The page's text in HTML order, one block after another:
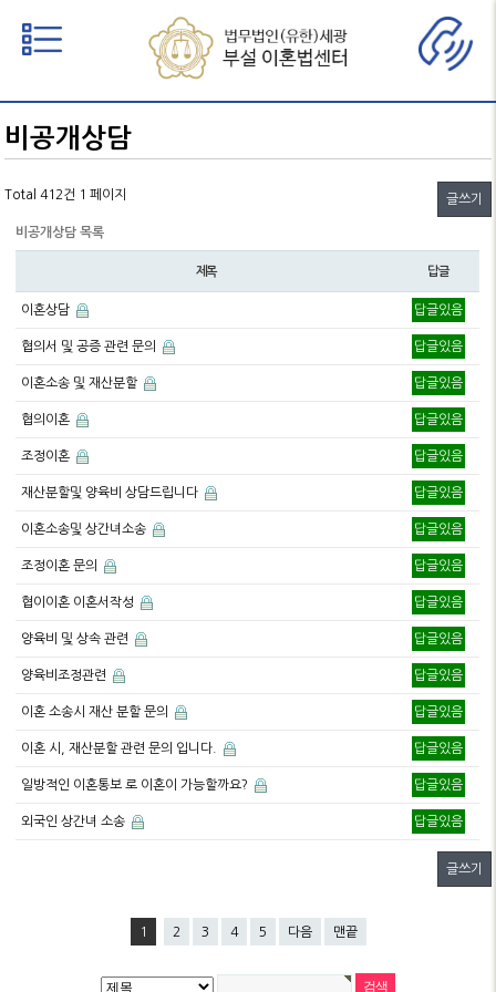
비공개상담
Total 412건 1 페이지 글쓰기
비공개상담 목록
제목 답글
이혼상담 답글있음
협의서 및 공증 관련 문의 답글있음
이혼소송 및 재산분할 답글있음
협의이혼 답글있음
조정이혼 답글있음
재산분할및 양육비 상담드립니다 답글있음
이혼소송및 상간녀소송 답글있음
조정이혼 문의 답글있음
협이이혼 이혼서작성 답글있음
양육비 및 상속 관련 답글있음
양육비조정관련 답글있음
이혼 소송시 재산 분할 문의 답글있음
이혼 시, 재산분할 관련 문의 입니다. 답글있음
일방적인 이혼통보 로 이혼이 가능할까요? 답글있음
외국인 상간녀 소송 답글있음
글쓰기
1 2 3 4 5 다음 맨끝